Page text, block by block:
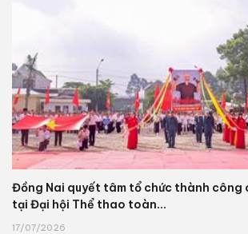
Đồng Nai quyết tâm tổ chức thành công
tại Đại hội Thể thao toàn...
17/07/2026